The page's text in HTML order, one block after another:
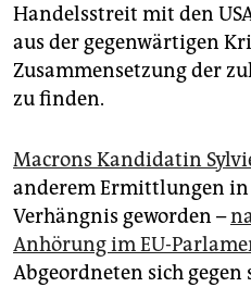
Handelsstreit mit den
aus der gegenwärtigen
Zusammensetzung der
zu finden.
Macrons Kandidatin
anderem Ermittlungen
Verhängnis geworden –
Anhörung im EU-
Abgeordneten sich gegen